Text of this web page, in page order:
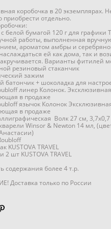
коробочка в 20 экземплярах.
приобрести отдельно.
белой бумагой 120 г для графики
работы, выполненная
ароматом амбры и
ей как дома, так и
Варианты фитилей
резиновый стаканчик
зажим
батончик + шоколадка для
линер Колонок.
в продаже
язычок Колонок
в продаже
Волк 27 см,
Winsor & Newton 14 мл,
KUSTOVA TRAVEL
2 шт KUSTOVA TRAVEL
содержания более 4 т.р.
Доставка только по России